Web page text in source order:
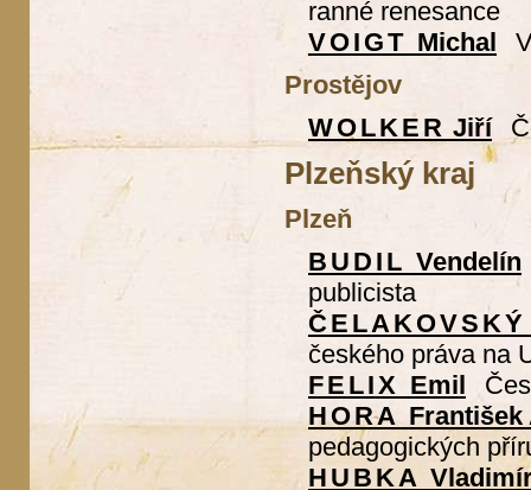
ranné renesance
VOIGT Michal
Prostějov
WOLKER Jiří
Plzeňský kraj
Plzeň
BUDIL Vendelín
publicista
ČELAKOVSKÝ
českého práva na
FELIX Emil
HORA František
pedagogických
HUBKA